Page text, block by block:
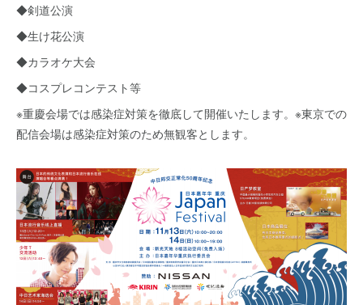
◆剣道公演
◆生け花公演
◆カラオケ大会
◆コスプレコンテスト等
※重慶会場では感染症対策を徹底して開催いたします。※東京での
配信会場は感染症対策のため無観客とします。